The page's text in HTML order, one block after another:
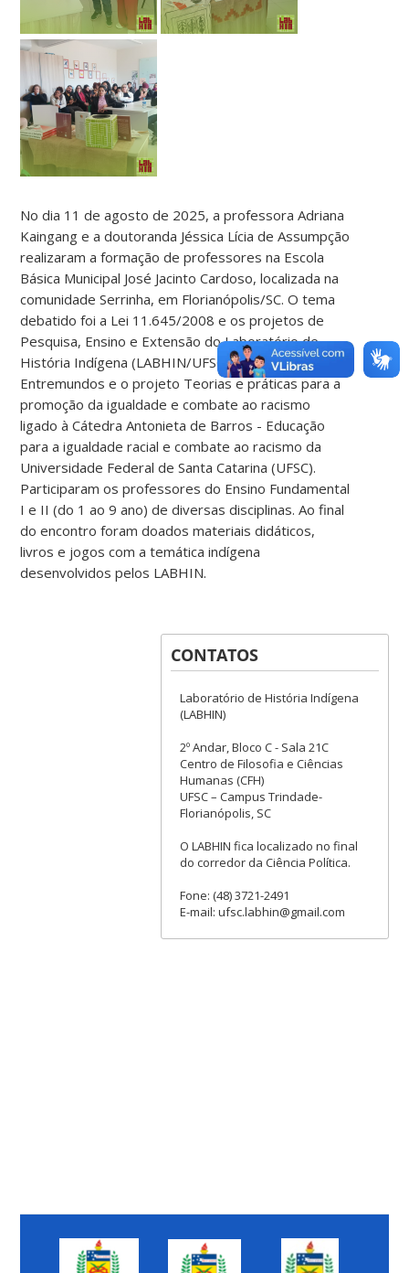
No dia 11 de agosto de 2025, a professora Adriana
Kaingang e a doutoranda Jéssica Lícia de Assumpção
realizaram a formação de professores na Escola
Básica Municipal José Jacinto Cardoso, localizada na
comunidade Serrinha, em Florianópolis/SC. O tema
debatido foi a Lei 11.645/2008 e os projetos de
Pesquisa, Ensino e Extensão do Laboratório de
História Indígena (LABHIN/UFSC), como o projeto
Entremundos e o projeto Teorias e práticas para a
promoção da igualdade e combate ao racismo
ligado à Cátedra Antonieta de Barros ​- Educação
para a igualdade racial e combate ao racismo da
Universidade Federal de Santa Catarina (UFSC).
Participaram os professores do Ensino Fundamental
I e II (do 1 ao 9 ano) de diversas disciplinas. Ao final
do encontro foram doados materiais didáticos,
livros e jogos com a temática indígena
desenvolvidos pelos LABHIN.
CONTATOS
Laboratório de História Indígena
(LABHIN)
2º Andar, Bloco C - Sala 21C
Centro de Filosofia e Ciências
Humanas (CFH)
UFSC – Campus Trindade-
Florianópolis, SC
O LABHIN fica localizado no final
do corredor da Ciência Política.
Fone: (48) 3721-2491
E-mail: ufsc.labhin@gmail.com